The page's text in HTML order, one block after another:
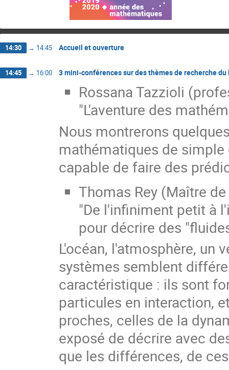
14:30 → 14:45 Accueil et ouverture
14:45 → 16:00 3 mini-conférences sur des thèmes de recherche
Rossana Tazzioli
"L'aventure des
Nous montrerons
mathématiques de
capable de faire des
Thomas Rey (Maître
"De l'infiniment petit à
pour décrire des
L'océan, l'atmosphère, un
systèmes semblent
caractéristique : ils sont
particules en interaction,
proches, celles de la
exposé de décrire avec
que les différences, de